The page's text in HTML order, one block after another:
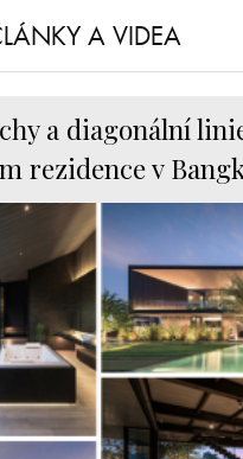
A VIDEA
a diagonální
rezidence v